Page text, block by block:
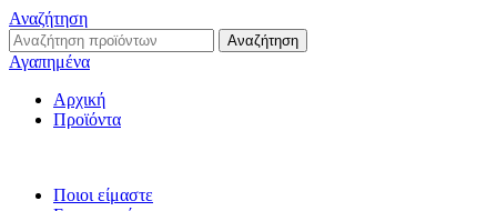
Αναζήτηση
Αναζήτηση
Αγαπημένα
Αρχική
Προϊόντα
Ποιοι είμαστε